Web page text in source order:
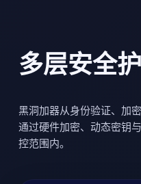
多层安全
黑洞加器从身份验证、加
通过硬件加密、动态密钥
控范围内。